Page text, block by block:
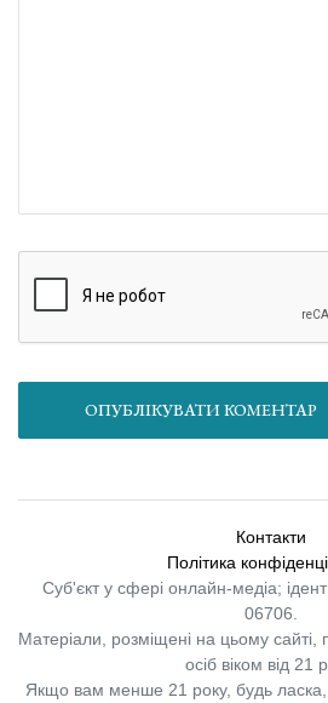
ОПУБЛІКУВАТИ КОМЕНТАР
Контакти
Політика
Суб'єкт у сфері онлайн-медіа;
06706.
Матеріали, розміщені на цьому сайті,
осіб віком від 21
Якщо вам менше 21 року, будь ласка,